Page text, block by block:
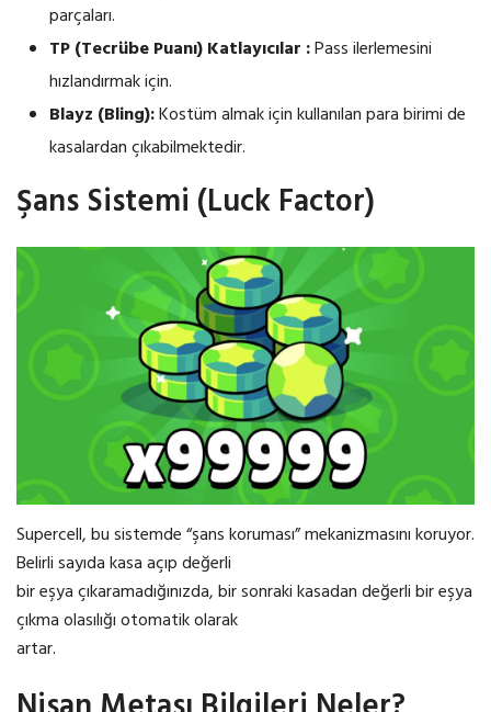
parçaları.
TP (Tecrübe Puanı) Katlayıcılar :Pass ilerlemesini
hızlandırmak için.
Blayz (Bling):Kostüm almak için kullanılan para birimi de
kasalardan çıkabilmektedir.
Şans Sistemi (Luck Factor)
Supercell, bu sistemde “şans koruması” mekanizmasını koruyor.
Belirli sayıda kasa açıp değerli
bir eşya çıkaramadığınızda, bir sonraki kasadan değerli bir eşya
çıkma olasılığı otomatik olarak
artar.